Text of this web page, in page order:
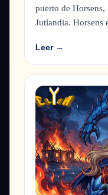
puerto de
Jutlandia. Horsens
Leer →